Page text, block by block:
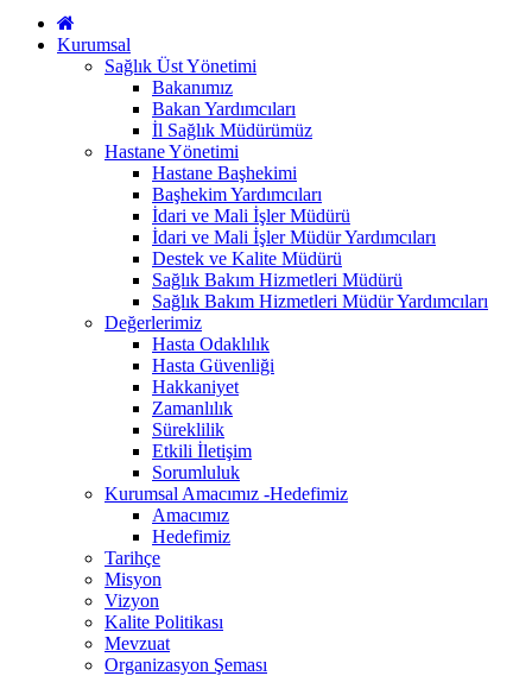
Kurumsal
Sağlık Üst Yönetimi
Bakanımız
Bakan Yardımcıları
İl Sağlık Müdürümüz
Hastane Yönetimi
Hastane Başhekimi
Başhekim Yardımcıları
İdari ve Mali İşler Müdürü
İdari ve Mali İşler Müdür Yardımcıları
Destek ve Kalite Müdürü
Sağlık Bakım Hizmetleri Müdürü
Sağlık Bakım Hizmetleri Müdür Yardımcıları
Değerlerimiz
Hasta Odaklılık
Hasta Güvenliği
Hakkaniyet
Zamanlılık
Süreklilik
Etkili İletişim
Sorumluluk
Kurumsal Amacımız -Hedefimiz
Amacımız
Hedefimiz
Tarihçe
Misyon
Vizyon
Kalite Politikası
Mevzuat
Organizasyon Şeması